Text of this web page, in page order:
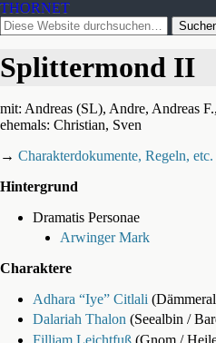
THORNET
Splittermond II
mit: Andreas (SL), Andre, Andreas
ehemals: Christian, Sven
→ Charakterdokumente, Regeln, etc.
Hintergrund
Dramatis Personae
Arwinger Mark
Charaktere
Adhara “Iye” Citlali
Dalariah Thalon (Seealbin /
Filliam Leichtfuß(Gnom /